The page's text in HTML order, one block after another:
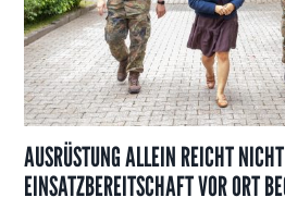
AUSRÜSTUNG ALLEIN REICHT
EINSATZBEREITSCHAFT VOR ORT